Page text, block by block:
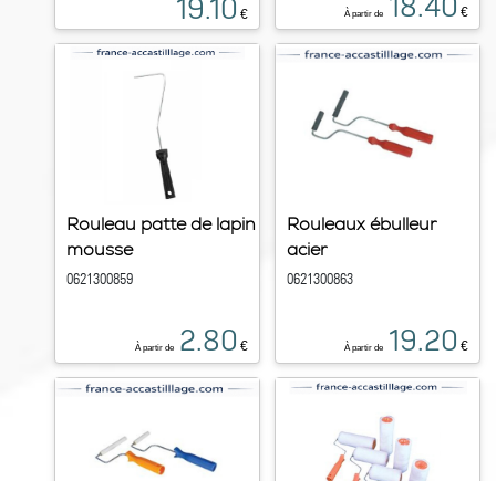
19.10 € À partir de 18.40 €
Rouleau patte de lapin
mousse
0621300859
À partir de 2.80 €
Rouleaux ébulleur
acier
0621300863
À partir de 19.20 €